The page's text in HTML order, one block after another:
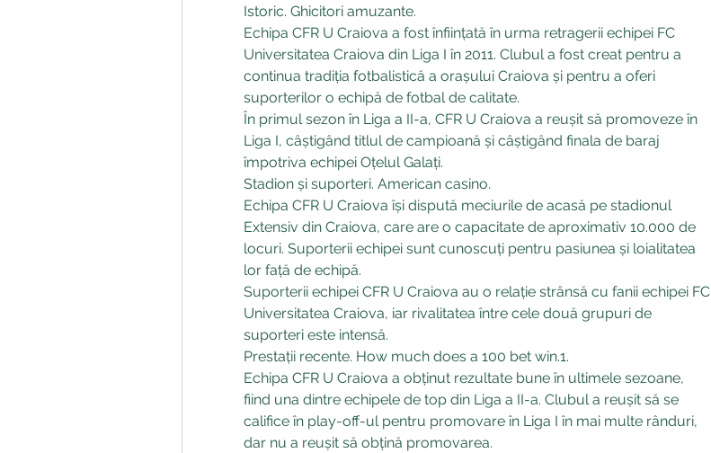
Istoric. Ghicitori amuzante.
Echipa CFR U Craiova a fost înființată în urma retragerii echipei FC
Universitatea Craiova din Liga I în 2011. Clubul a fost creat pentru a
continua tradiția fotbalistică a orașului Craiova și pentru a oferi
suporterilor o echipă de fotbal de calitate.
În primul sezon în Liga a II-a, CFR U Craiova a reușit să promoveze în
Liga I, câștigând titlul de campioană și câștigând finala de baraj
împotriva echipei Oțelul Galați.
Stadion și suporteri. American casino.
Echipa CFR U Craiova își dispută meciurile de acasă pe stadionul
Extensiv din Craiova, care are o capacitate de aproximativ 10.000 de
locuri. Suporterii echipei sunt cunoscuți pentru pasiunea și loialitatea
lor față de echipă.
Suporterii echipei CFR U Craiova au o relație strânsă cu fanii echipei FC
Universitatea Craiova, iar rivalitatea între cele două grupuri de
suporteri este intensă.
Prestații recente. How much does a 100 bet win.1.
Echipa CFR U Craiova a obținut rezultate bune în ultimele sezoane,
fiind una dintre echipele de top din Liga a II-a. Clubul a reușit să se
califice în play-off-ul pentru promovare în Liga I în mai multe rânduri,
dar nu a reușit să obțină promovarea.